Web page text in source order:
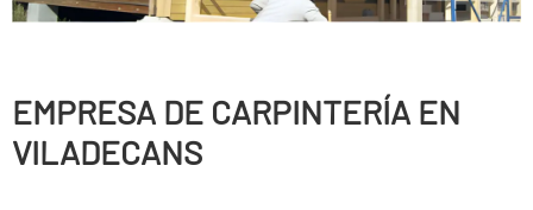
EMPRESA DE CARPINTERÍ­A EN
VILADECANS